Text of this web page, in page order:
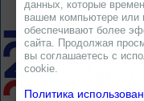
данных, которые
вашем компьютере или
обеспечивают более
сайта. Продолжая
вы соглашаетесь с
cookie.
Политика